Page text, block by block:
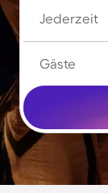
Jederzeit
Gäste